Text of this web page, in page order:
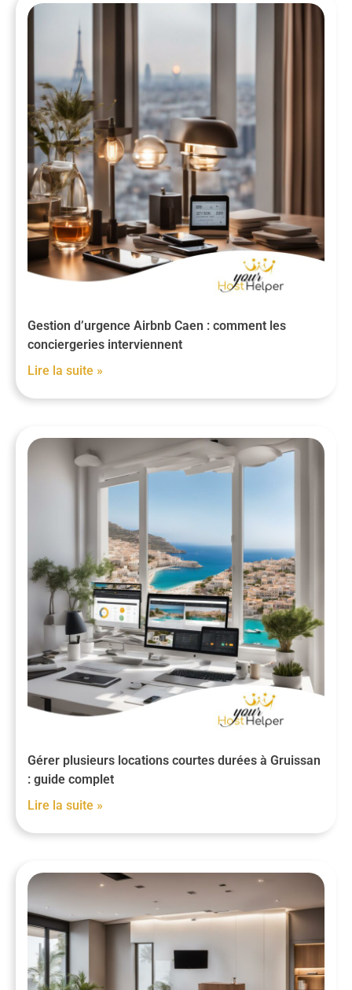
Gestion d’urgence Airbnb Caen : comment les
conciergeries interviennent
Lire la suite »
Gérer plusieurs locations courtes durées à Gruissan
: guide complet
Lire la suite »